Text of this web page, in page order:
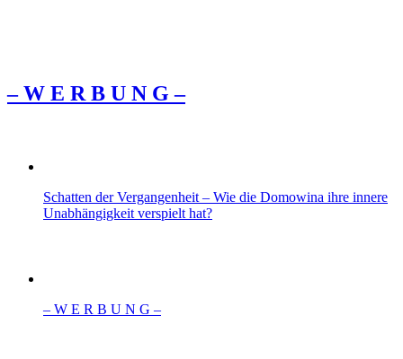
– W Ε R Β U Ν G –
Schatten der Vergangenheit – Wie die Domowina ihre innere
Unabhängigkeit verspielt hat?
– W Ε R Β U Ν G –